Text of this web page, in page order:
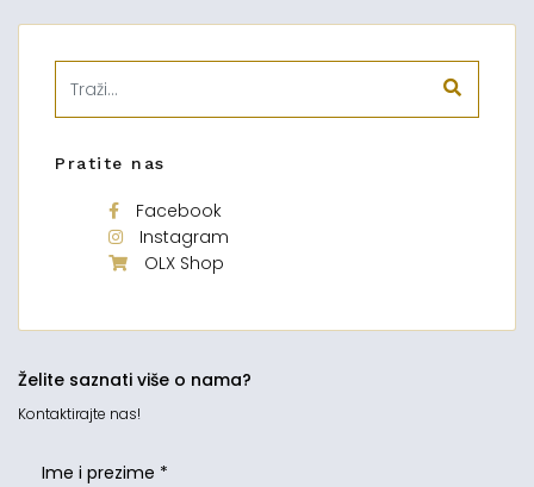
Pratite nas
Facebook
Instagram
OLX Shop
Želite saznati više o nama?
Kontaktirajte nas!
Ime i prezime *